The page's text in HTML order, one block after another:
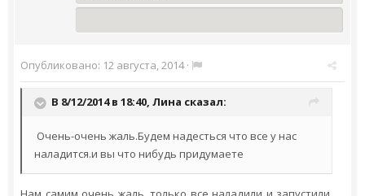
Опубликовано: 12 августа, 2014·
В 8/12/2014 в 18:40, Лина сказал:
Очень-очень жаль.Будем надесться что все у нас
наладится.и вы что нибудь придумаете